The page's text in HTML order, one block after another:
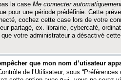
la case Me connecter
pour une période prédéfinie. Cette
cochez cette case lors de votre
partagé, ex. librairie, cybercafé,
votre administrateur a désactivé
que mon nom d’utisateur
de l’Utilisateur, sous